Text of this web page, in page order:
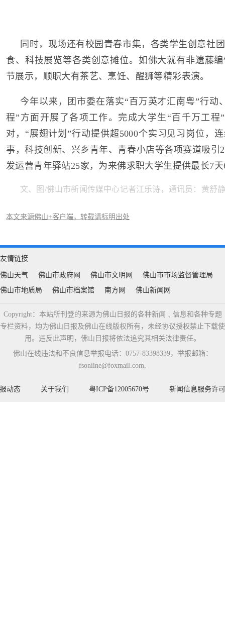
同时，现场还有校园青春市集，各类学生创意社
食、科技展览等各类创意摊位。如佛大就有非遗藤
节展示，顺职大有茶艺、烹饪、醒狮等精彩表演。
今年以来，团市委在落实“百万英才汇南粤”行动
程”方面开展了各项工作。完成大学生“百千万工程
对，“展翅计划”行动提供超5000个实习见习岗位，
事，科技创新、兴乡青年、青春小店等各项赛道吸引
发运营青年驿站25家，为来佛求职大学生提供最长7
文、图/佛山市新闻传媒中心记者江乐诗，通讯员：黄舒
本文来源佛山+客户端，转载请标明出处
友情链接
佛山天气 佛山市政府网 佛山市文明网
佛山市市场监督管理局
佛山市地质局
佛山市档案馆 南方网 佛山新闻网
Copyright：本站所刊登的来源为佛山日报的各种新闻﹑信息和各种专题
专栏资料，均为佛山日报及佛山在线版权所有，未经协议授权禁止下载使
用。违反此声明，佛山日报将依法追究其相关法律责任。
佛山在线违法和不良信息举报电话：0757-83398339，举报邮箱：
fsonline@foxmail.com.
动态 关于我们 粤ICP备12005670号 新闻信息服务许